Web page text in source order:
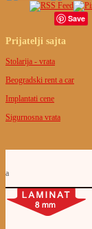
Save
Prijatelji sajta
Stolarija - vrata
Beogradski rent a car
Implantati cene
Sigurnosna vrata
a